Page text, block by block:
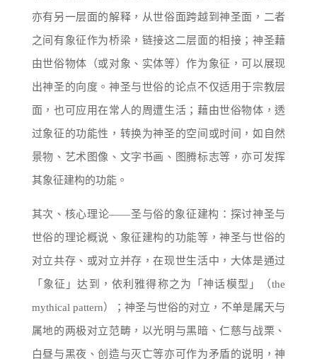
亦有另一层面的解释，从世俗面跨越到神圣面，二者
之间有象征作为桥梁，链接这二层面的相接；神圣藉
由世俗物体（或对象、实体等）作为象征，可以展现
出神圣的向度。神圣与世俗的论点不仅适用于宗教层
面，也可应用在常人的周遭生活；藉由世俗物体，透
过象征的功能性，转换为神圣的空间或时间，如自然
景物、艺术图像、文字书画、图腾标志等，亦可发挥
其象征建构的功能。
其次、核心理论——圣与俗的象征建构：探讨神圣与
世俗的理论概说、象征建构的功能等，神圣与世俗的
对立共存、或对立并存，在现世生活中，大体是通过
「象征」达到，依利雅得称之为「神话模型」（the
mythical pattern）；神圣与世俗的对立，不单是属天与
属地的两极对立范畴，以光明与黑暗、仁慈与战栗、
白昼与黑夜、创造与灭亡等亦可作为矛盾的说明，神